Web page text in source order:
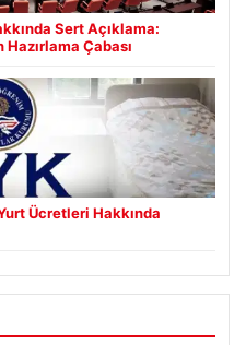
Sert Açıklama:
Çabası
Ücretleri Hakkında